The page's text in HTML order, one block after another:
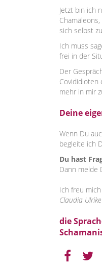
Jetzt bin ich
sich selbst
Ich muss
frei in der
Der
Covididioten
mehr in mir
Deine
Wenn Du
begleite ich
Du hast
Dann melde
Ich freu
Claudia
die